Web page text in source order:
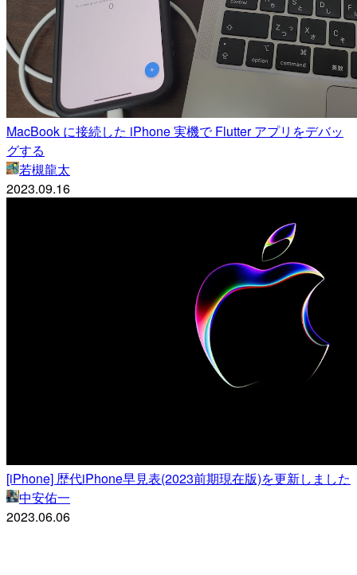
MacBook に接続した iPhone 実機で Flutter アプリをデバッ
グする
若槻龍太
2023.09.16
[iPhone] 歴代iPhone早見表(2023前期現在版)を更新しました
中安佑一
2023.06.06